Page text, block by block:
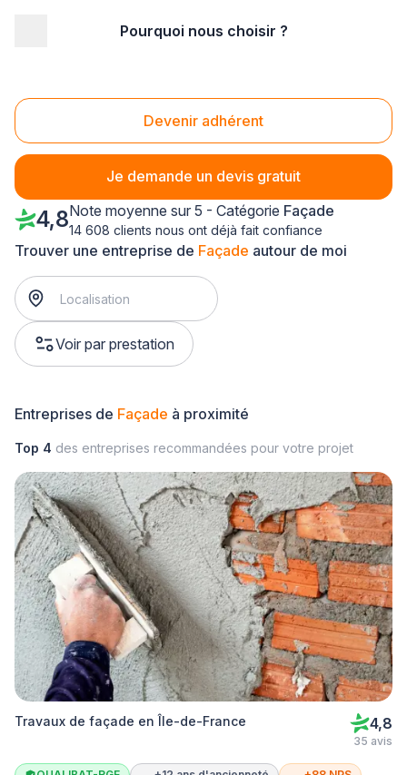
Pourquoi nous choisir ?
Devenir adhérent
Je demande un devis gratuit
Façade Rueil-Malmaison (92500)
Trouver une entreprise de Façade autour de moi
Voir par prestation
4,8Note moyenne sur 5 - Catégorie Façade
14 608 clients nous ont déjà fait confiance
Entreprises de Façade à proximité
Top 4 des entreprises recommandées pour votre projet
Travaux de façade en Île-de-France 4,8
35 avis